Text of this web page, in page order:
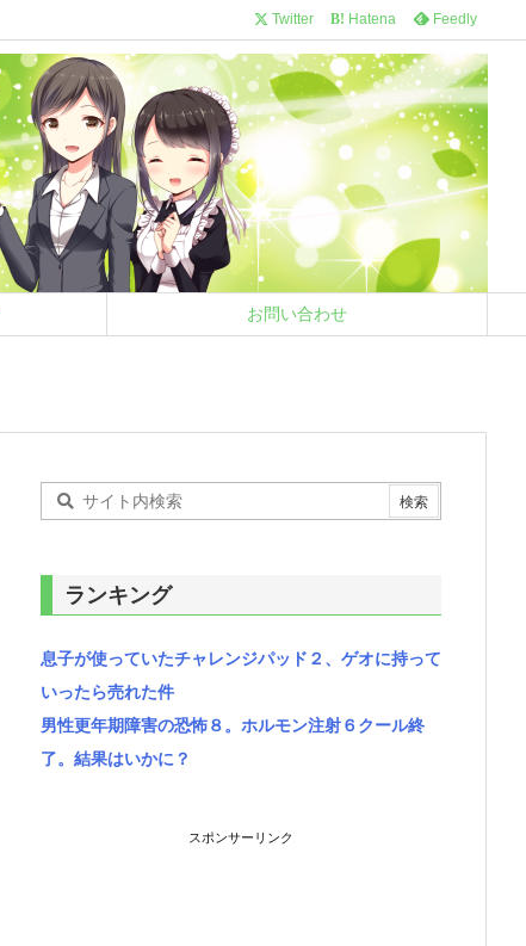
お問い合わせ
Twitter B! Hatena Feedly
ランキング
息子が使っていたチャレンジパッド２、ゲオに持って
いったら売れた件
男性更年期障害の恐怖８。ホルモン注射６クール終
了。結果はいかに？
スポンサーリンク